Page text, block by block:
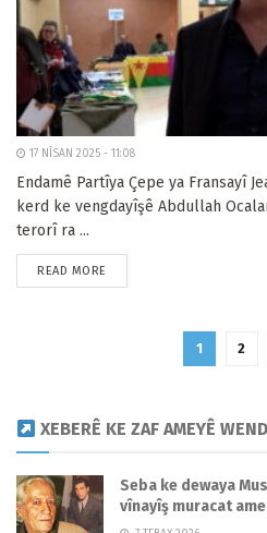
17 NÎSAN 2025 - 11:08
Endamê Partîya Çepe ya Fransayî
kerd ke vengdayîşê Abdullah
terorî ra ...
READ MORE
1 2
XEBERÊ KE ZAF AMEYÊ
Seba ke dewaya
vînayîş muracat